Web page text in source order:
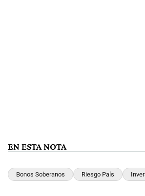
EN ESTA NOTA
Bonos Soberanos Riesgo País